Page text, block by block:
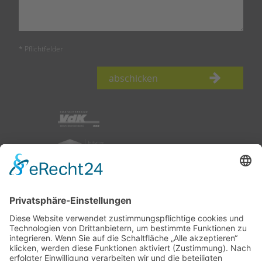
* Pflichtfelder
abschicken